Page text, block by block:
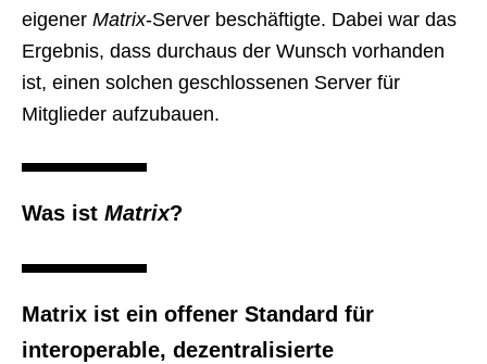
eigener Matrix-Server beschäftigte. Dabei war das
Ergebnis, dass durchaus der Wunsch vorhanden
ist, einen solchen geschlossenen Server für
Mitglieder aufzubauen.
Was ist Matrix?
Matrix ist ein offener Standard für
interoperable, dezentralisierte